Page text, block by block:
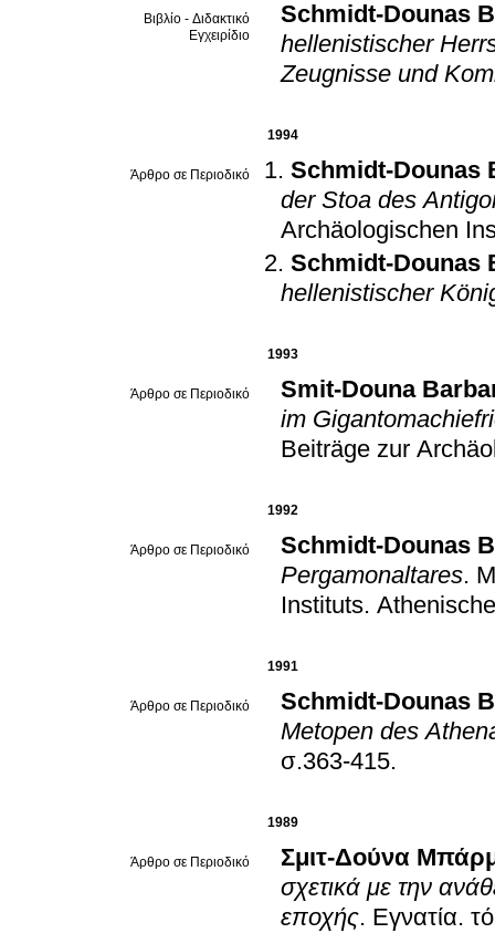
Βιβλίο - Διδακτικό
Εγχειρίδιο
Schmidt-Dounas
hellenistischer
Zeugnisse und
1994
Άρθρο σε Περιοδικό
Schmidt-Dounas
der Stoa des
Archäologischen
Schmidt-Dounas
hellenistischer
1993
Άρθρο σε Περιοδικό
Smit-Douna
im
Beiträge zur
1992
Άρθρο σε Περιοδικό
Schmidt-Dounas
Pergamonaltares.
Instituts.
1991
Άρθρο σε Περιοδικό
Schmidt-Dounas
Metopen des
σ.363-415.
1989
Άρθρο σε Περιοδικό
Σμιτ-Δούνα
σχετικά με την
εποχής. Εγνατία.